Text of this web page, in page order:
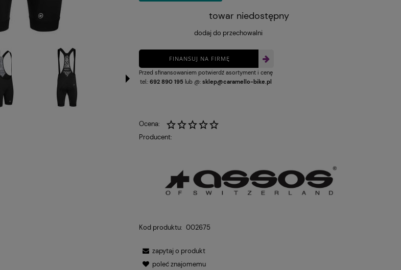
POWIADOM O DOSTĘPNOŚCI
towar niedostępny
dodaj do przechowalni
FINANSUJ NA FIRMĘ
Przed sfinansowaniem potwierdź asortyment i cenę
tel.:692 890 195 lub @:sklep@caramello-bike.pl
Ocena:
Producent:
Kod produktu: 002675
zapytaj o produkt
poleć znajomemu